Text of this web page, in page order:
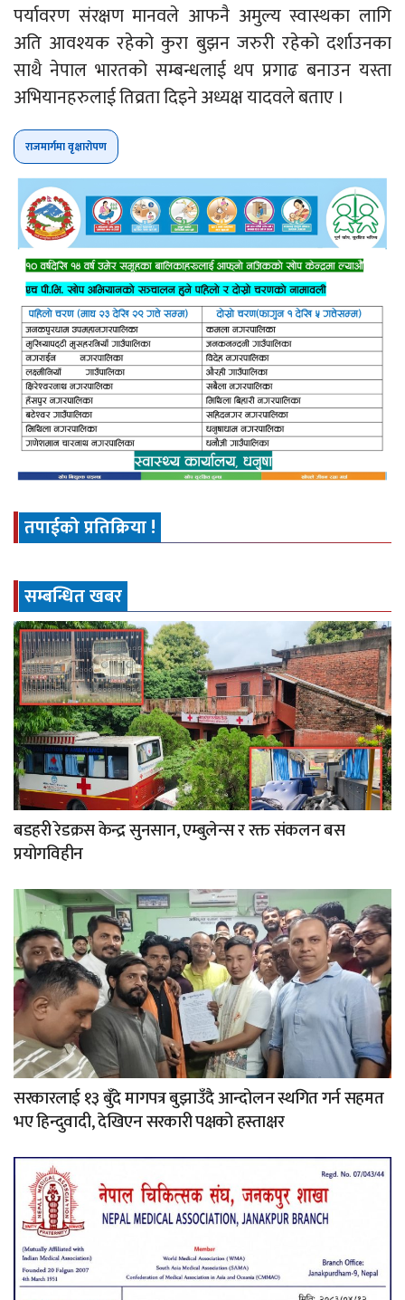
पर्यावरण संरक्षण मानवले आफनै अमुल्य स्वास्थका लागि
अति आवश्यक रहेको कुरा बुझन जरुरी रहेको दर्शाउनका
साथै नेपाल भारतको सम्बन्धलाई थप प्रगाढ बनाउन यस्ता
अभियानहरुलाई तिव्रता दिइने अध्यक्ष यादवले बताए ।
राजमार्गमा वृक्षारोपण
तपाईको प्रतिक्रिया !
सम्बन्धित खबर
बडहरी रेडक्रस केन्द्र सुनसान, एम्बुलेन्स र रक्त संकलन बस
प्रयोगविहीन
सरकारलाई १३ बुँदे मागपत्र बुझाउँदै आन्दोलन स्थगित गर्न सहमत
भए हिन्दुवादी, देखिएन सरकारी पक्षको हस्ताक्षर